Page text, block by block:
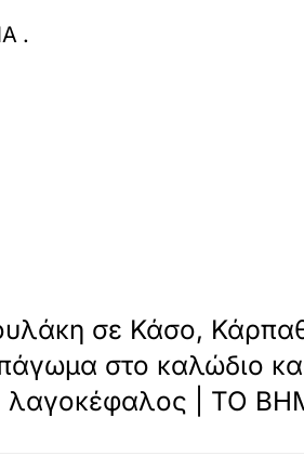
apofasizei-gia-tis-
.
σε Κάσο,
στο καλώδιο
λαγοκέφαλος | ΤΟ